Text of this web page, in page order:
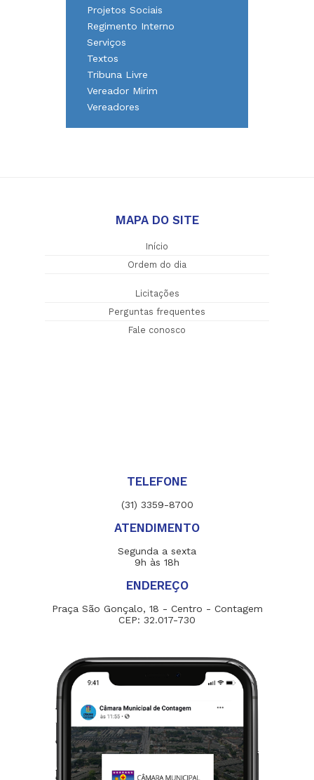
Projetos Sociais
Regimento Interno
Serviços
Textos
Tribuna Livre
Vereador Mirim
Vereadores
MAPA DO SITE
Início
Ordem do dia
Licitações
Perguntas frequentes
Fale conosco
TELEFONE
(31) 3359-8700
ATENDIMENTO
Segunda a sexta
9h às 18h
ENDEREÇO
Praça São Gonçalo, 18 - Centro - Contagem
CEP: 32.017-730